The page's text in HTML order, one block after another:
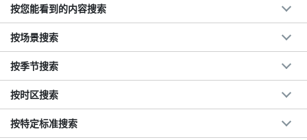
按您能看到的内容搜索
按场景搜索
按季节搜索
按时区搜索
按特定标准搜索